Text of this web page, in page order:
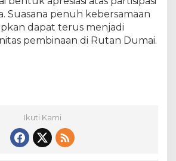
Suasana penuh kebersamaan
dapat terus menjadi
pembinaan di Rutan Dumai.
Ikuti Kami